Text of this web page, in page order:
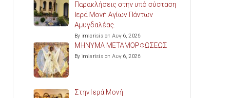
Παρακλήσεις στην υπό σύσταση
Ιερά Μονή Αγίων Πάντων
Αμυγδαλέας.
By imlarisis on Αυγ 6, 2026
ΜΗΝΥΜΑ ΜΕΤΑΜΟΡΦΩΣΕΩΣ
By imlarisis on Αυγ 6, 2026
Στην Ιερά Μονή